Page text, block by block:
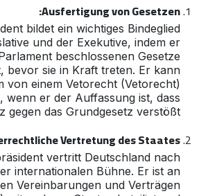
Ausfertigung von Gesetzen:
bildet ein wichtiges Bindeglied
und der Exekutive, indem er
beschlossenen Gesetze
bevor sie in Kraft treten. Er kann
von einem Vetorecht (Vetorecht)
wenn er der Auffassung ist, dass
gegen das Grundgesetz verstößt.
Vertretung des Staates:
vertritt Deutschland nach
internationalen Bühne. Er ist an
Vereinbarungen und Verträgen